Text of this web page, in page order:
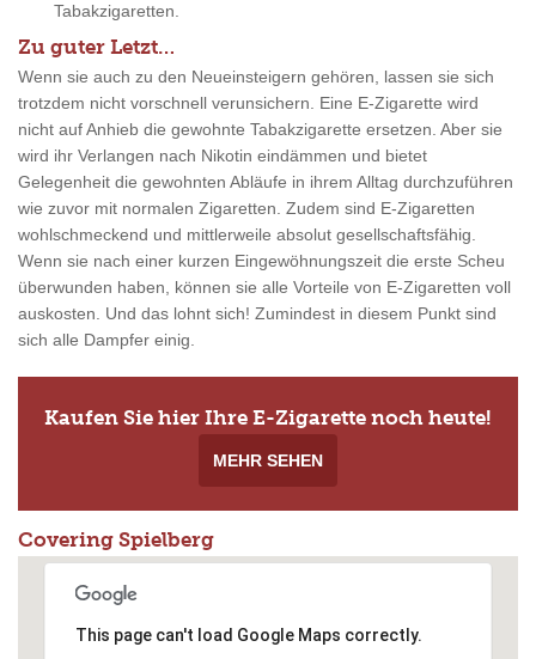
Tabakzigaretten.
Zu guter Letzt…
Wenn sie auch zu den Neueinsteigern gehören, lassen sie sich
trotzdem nicht vorschnell verunsichern. Eine E-Zigarette wird
nicht auf Anhieb die gewohnte Tabakzigarette ersetzen. Aber sie
wird ihr Verlangen nach Nikotin eindämmen und bietet
Gelegenheit die gewohnten Abläufe in ihrem Alltag durchzuführen
wie zuvor mit normalen Zigaretten. Zudem sind E-Zigaretten
wohlschmeckend und mittlerweile absolut gesellschaftsfähig.
Wenn sie nach einer kurzen Eingewöhnungszeit die erste Scheu
überwunden haben, können sie alle Vorteile von E-Zigaretten voll
auskosten. Und das lohnt sich! Zumindest in diesem Punkt sind
sich alle Dampfer einig.
Kaufen Sie hier Ihre E-Zigarette noch heute!
MEHR SEHEN
Covering Spielberg
This page can't load Google Maps correctly.